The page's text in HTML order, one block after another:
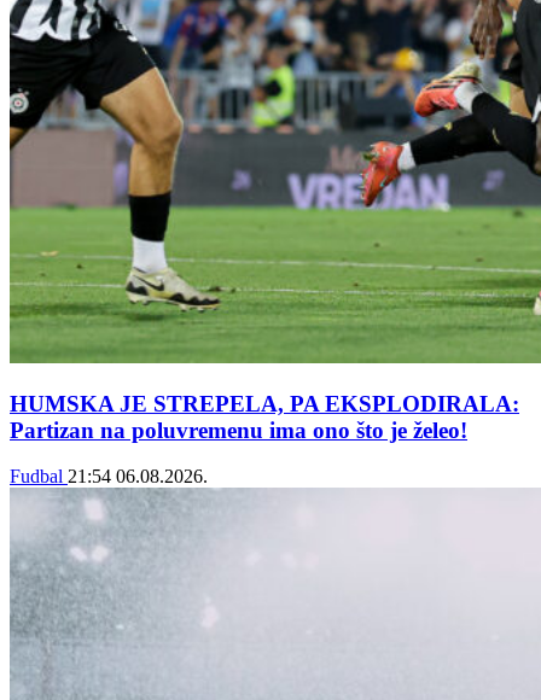
HUMSKA JE STREPELA, PA EKSPLODIRALA:
Partizan na poluvremenu ima ono što je želeo!
Fudbal 21:54 06.08.2026.